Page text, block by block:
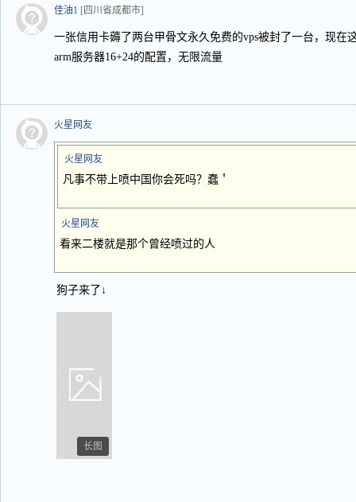
佳油1 [四川省成都市]
一张信用卡薅了两台甲骨文永久免费的vps被封了一台，现在
arm服务器16+24的配置，无限流量
火星网友
火星网友
凡事不带上喷中国你会死吗？蠢＇
火星网友
看来二楼就是那个曾经喷过的人
狗子来了↓
长图